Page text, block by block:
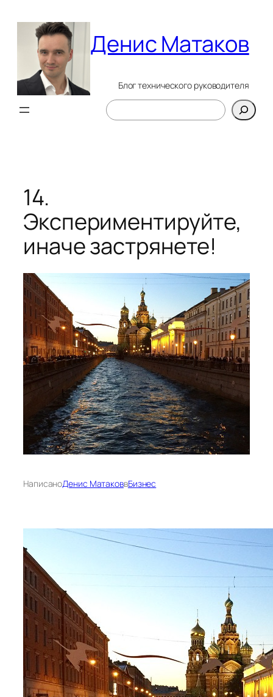
содержимому
Денис Матаков
Блог технического руководителя
Поиск
14.
Экспериментируйте,
иначе застрянете!
НаписаноДенис МатаковвБизнес